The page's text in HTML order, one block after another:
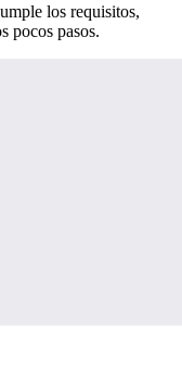
los requisitos,
pocos pasos.